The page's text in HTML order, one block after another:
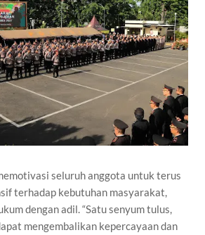
seluruh anggota untuk terus
terhadap kebutuhan masyarakat,
dengan adil. “Satu senyum tulus,
mengembalikan kepercayaan dan